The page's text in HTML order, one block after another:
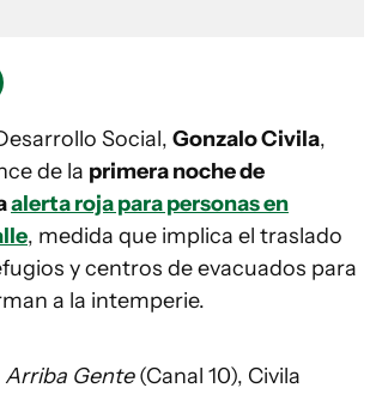
Social, Gonzalo Civila,
de la primera noche de
alerta roja para personas en
, medida que implica el traslado
y centros de evacuados para
a la intemperie.
Arriba Gente(Canal 10), Civila